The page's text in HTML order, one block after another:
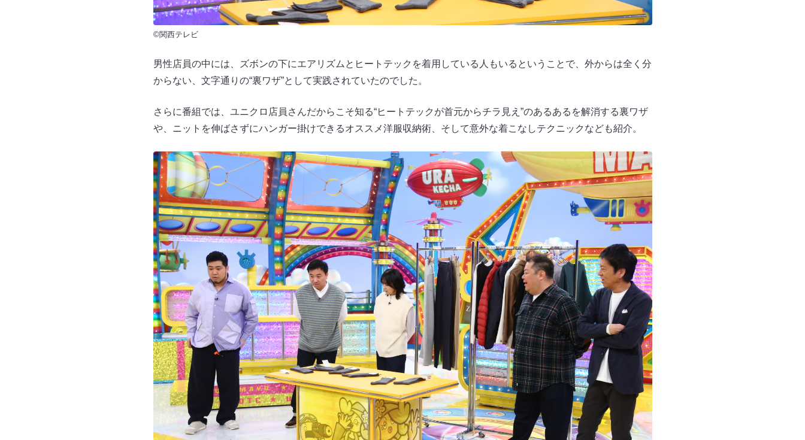
©関西テレビ
男性店員の中には、ズボンの下にエアリズムとヒートテックを着用している人もいるということで、外からは全く分
からない、文字通りの“裏ワザ”として実践されていたのでした。
さらに番組では、ユニクロ店員さんだからこそ知る“ヒートテックが首元からチラ見え”のあるあるを解消する裏ワザ
や、ニットを伸ばさずにハンガー掛けできるオススメ洋服収納術、そして意外な着こなしテクニックなども紹介。